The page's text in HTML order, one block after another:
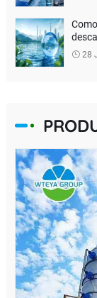
28